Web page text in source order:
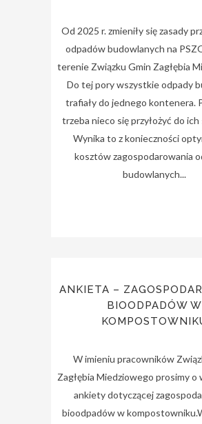
Od 2025 r. zmieniły się zasady
odpadów budowlanych na
terenie Związku Gmin Zagłębia
Do tej pory wszystkie odpady
trafiały do jednego kontenera.
trzeba nieco się przyłożyć do
Wynika to z konieczności
kosztów zagospodarowania
budowlanych...
ANKIETA –
BIOODPADÓW W
W imieniu pracowników
Zagłębia Miedziowego prosimy o
ankiety dotyczącej
bioodpadów w